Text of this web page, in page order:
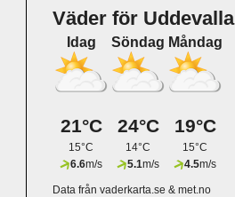
Väder för Uddevalla
Idag
21°C
15°C
6.6m/s
Söndag
24°C
14°C
5.1m/s
Måndag
19°C
15°C
4.5m/s
Data från vaderkarta.se & met.no